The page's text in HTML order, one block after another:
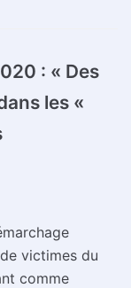
: « Des
les «
victimes du
comme